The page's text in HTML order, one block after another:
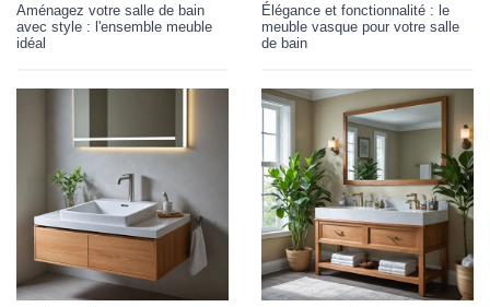
Aménagez votre salle de bain
avec style : l'ensemble meuble
idéal
Élégance et fonctionnalité : le
meuble vasque pour votre salle
de bain